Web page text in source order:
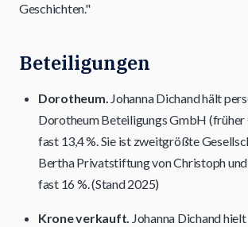
Geschichten."
Beteiligungen
Dorotheum. Johanna Dichand hält
Dorotheum Beteiligungs GmbH (früher
fast 13,4 %. Sie ist zweitgrößte
Bertha Privatstiftung von Christoph
fast 16 %. (Stand 2025)
Krone verkauft. Johanna Dichand